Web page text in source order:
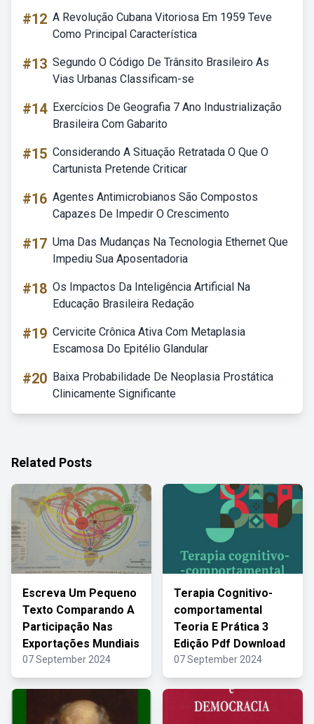
#12 A Revolução Cubana Vitoriosa Em 1959 Teve
Como Principal Característica
#13 Segundo O Código De Trânsito Brasileiro As
Vias Urbanas Classificam-se
#14 Exercícios De Geografia 7 Ano Industrialização
Brasileira Com Gabarito
#15 Considerando A Situação Retratada O Que O
Cartunista Pretende Criticar
#16 Agentes Antimicrobianos São Compostos
Capazes De Impedir O Crescimento
#17 Uma Das Mudanças Na Tecnologia Ethernet Que
Impediu Sua Aposentadoria
#18 Os Impactos Da Inteligência Artificial Na
Educação Brasileira Redação
#19 Cervicite Crônica Ativa Com Metaplasia
Escamosa Do Epitélio Glandular
#20 Baixa Probabilidade De Neoplasia Prostática
Clinicamente Significante
Related Posts
Escreva Um Pequeno
Texto Comparando A
Participação Nas
Exportações Mundiais
07 September 2024
Terapia Cognitivo-
comportamental
Teoria E Prática 3
Edição Pdf Download
07 September 2024